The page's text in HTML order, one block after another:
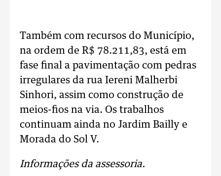
Também com recursos do Município,
na ordem de R$ 78.211,83, está em
fase final a pavimentação com pedras
irregulares da rua Iereni Malherbi
Sinhori, assim como construção de
meios-fios na via. Os trabalhos
continuam ainda no Jardim Bailly e
Morada do Sol V.
Informações da assessoria.